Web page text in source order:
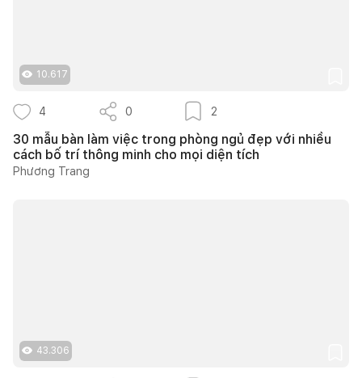
10.617
4 0 2
30 mẫu bàn làm việc trong phòng ngủ đẹp với nhiều
cách bố trí thông minh cho mọi diện tích
Phương Trang
43.306